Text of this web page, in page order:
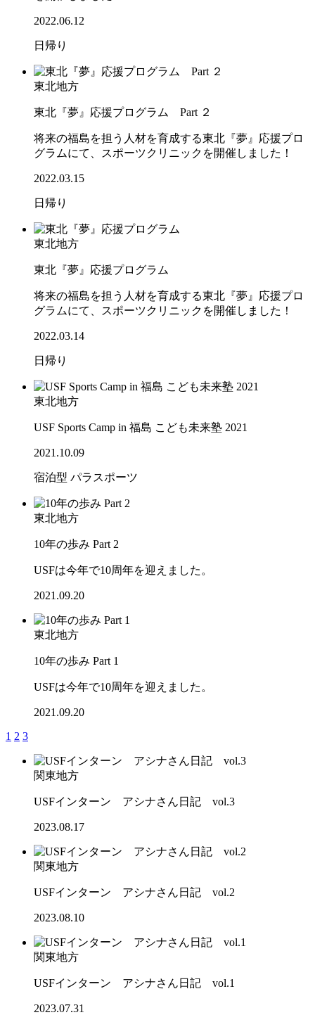
2022.06.12
日帰り
東北地方
東北『夢』応援プログラム Part ２
将来の福島を担う人材を育成する東北『夢』応援プロ
グラムにて、スポーツクリニックを開催しました！
2022.03.15
日帰り
東北地方
東北『夢』応援プログラム
将来の福島を担う人材を育成する東北『夢』応援プロ
グラムにて、スポーツクリニックを開催しました！
2022.03.14
日帰り
東北地方
USF Sports Camp in 福島 こども未来塾 2021
2021.10.09
宿泊型 パラスポーツ
東北地方
10年の歩み Part 2
USFは今年で10周年を迎えました。
2021.09.20
東北地方
10年の歩み Part 1
USFは今年で10周年を迎えました。
2021.09.20
1 2 3
関東地方
USFインターン アシナさん日記 vol.3
2023.08.17
関東地方
USFインターン アシナさん日記 vol.2
2023.08.10
関東地方
USFインターン アシナさん日記 vol.1
2023.07.31